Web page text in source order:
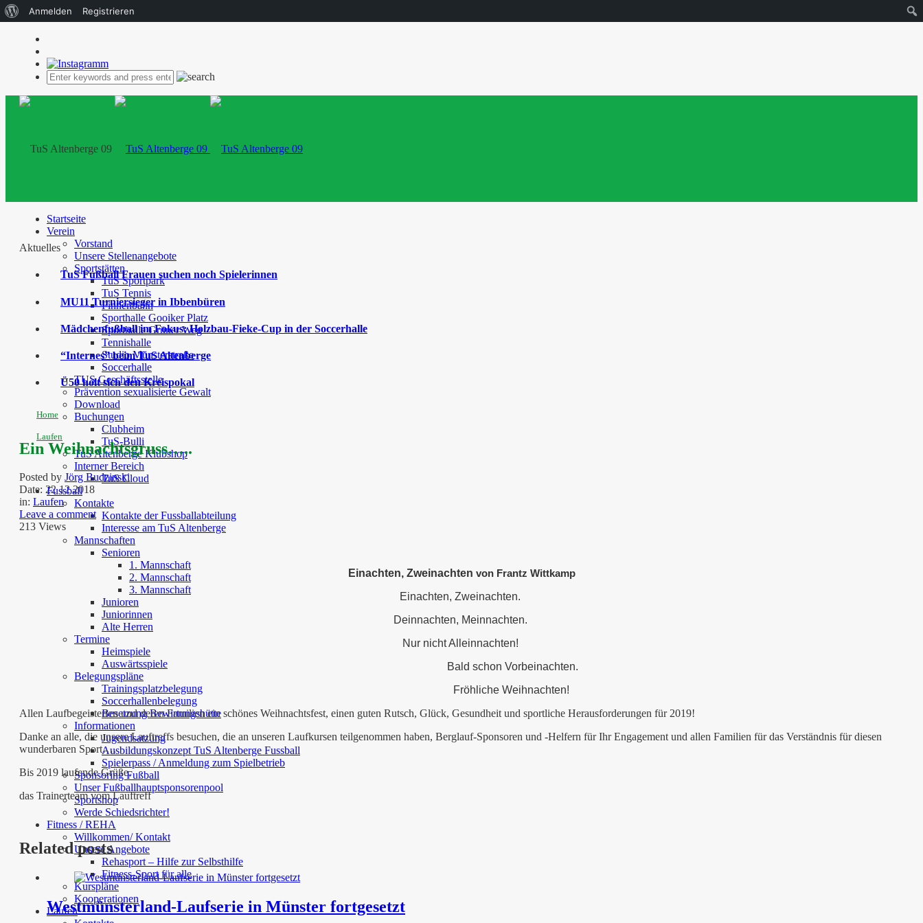
Startseite
Verein
Vorstand
Unsere Stellenangebote
Sportstätten
TuS Sportpark
TuS Tennis
Finnenbahn
Sporthalle Gooiker Platz
Sporthalle Grüner Weg
Tennishalle
Studio Münsterstraße
Soccerhalle
TUS Geschäftsstelle
Prävention sexualisierte Gewalt
Download
Buchungen
Clubheim
TuS-Bulli
TuS Altenberge Klubshop
Interner Bereich
TuS Cloud
Fussball
Kontakte
Kontakte der Fussballabteilung
Interesse am TuS Altenberge
Mannschaften
Senioren
1. Mannschaft
2. Mannschaft
3. Mannschaft
Junioren
Juniorinnen
Alte Herren
Termine
Heimspiele
Auswärtsspiele
Belegungspläne
Trainingsplatzbelegung
Soccerhallenbelegung
Besetzung Bewirtungshütte
Informationen
Jugendsatzung
Ausbildungskonzept TuS Altenberge Fussball
Spielerpass / Anmeldung zum Spielbetrieb
Sponsoring Fußball
Unser Fußballhauptsponsorenpool
Sportshop
Werde Schiedsrichter!
Fitness / REHA
Willkommen/ Kontakt
Unsere Angebote
Rehasport – Hilfe zur Selbsthilfe
Fitness-Sport für alle
Kurspläne
Kooperationen
Laufen
Aktuelles
TuS Fußball Frauen suchen noch Spielerinnen
MU11 Turniersieger in Ibbenbüren
Mädchenfußball im Fokus: Holzbau-Fieke-Cup in der Soccerhalle
“Internes” beim TuS Altenberge
Ü50 holt sich den Kreispokal
Home
Laufen
Ein Weihnachtsgruss…..
Posted by Jörg Budzinski
Date: 22 12 2018
in: Laufen
Leave a comment
213 Views
Einachten, Zweinachten von Frantz Wittkamp
Einachten, Zweinachten.
Deinnachten, Meinnachten.
Nur nicht Alleinnachten!
Bald schon Vorbeinachten.
Fröhliche Weihnachten!
Allen Laufbegeisterten und deren Familien ein schönes Weihnachtsfest, einen guten Rutsch, Glück, Gesundheit und sportliche Herausforderungen für 2019!
Danke an alle, die unsere Lauftreffs besuchen, die an unseren Laufkursen teilgenommen haben, Berglauf-Sponsoren und -Helfern für Ihr Engagement und allen Familien für das Verständnis für diesen
wunderbaren Sport….
Bis 2019 laufende Grüße,
das Trainerteam vom Lauftreff
Related posts
Westmünsterland-Laufserie in Münster fortgesetzt
Über
Anmelden Registrieren